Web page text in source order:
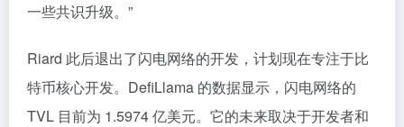
一些共识升级。”
Riard 此后退出了闪电网络的开发，计划现在专注于比
特币核心开发。DefiLlama 的数据显示，闪电网络的
TVL 目前为 1.5974 亿美元。它的未来取决于开发者和